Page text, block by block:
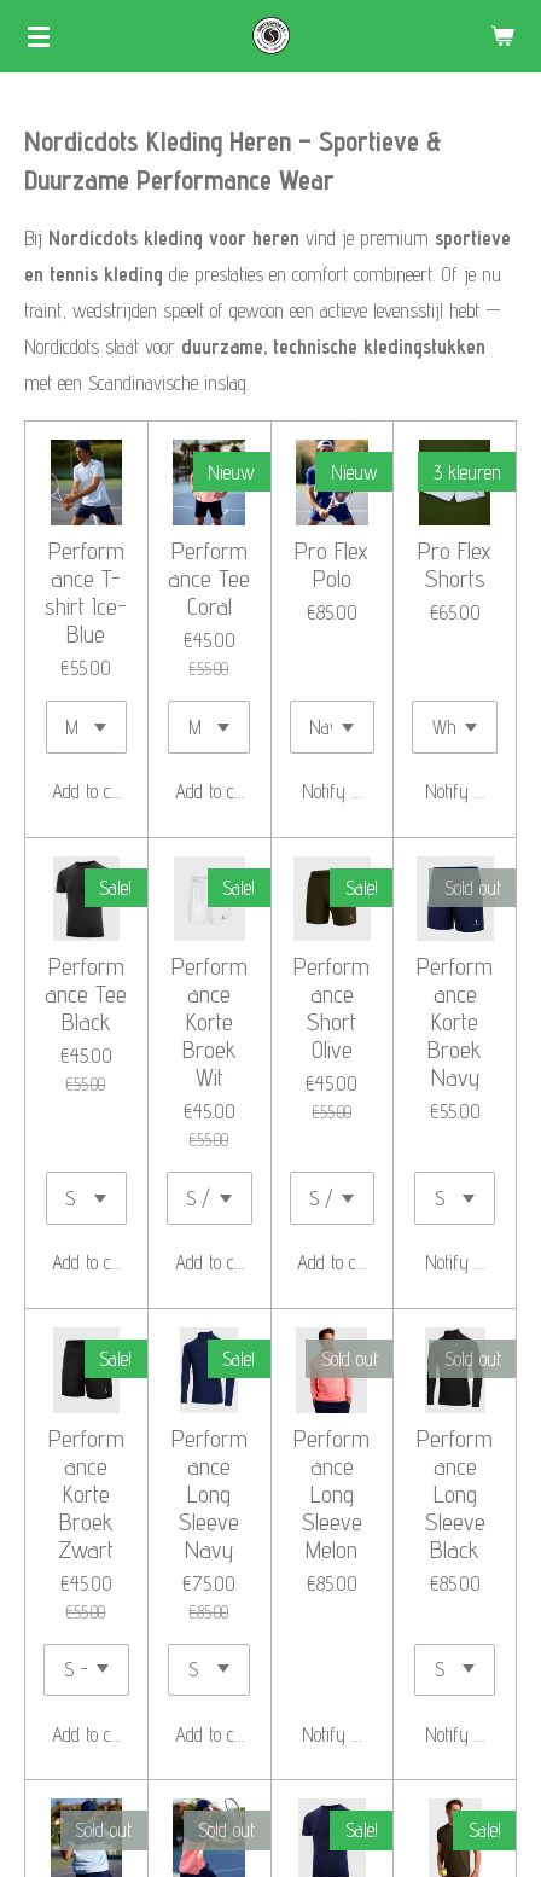
Skip
content
Nordicdots Kleding Heren – Sportieve &
Duurzame Performance Wear
Bij Nordicdots kleding voor heren vind je premium sportieve
en tennis kleding die prestaties en comfort combineert. Of je nu
traint, wedstrijden speelt of gewoon een actieve levensstijl hebt —
Nordicdots staat voor duurzame, technische kledingstukken
met een Scandinavische inslag.
Perform
ance T-
shirt Ice-
Blue
€55.00
Add to cart
Nieuw
Perform
ance Tee
Coral
€45.00
€55.00
Add to cart
Nieuw
Pro Flex
Polo
€85.00
Notify me when available
3 kleuren
Pro Flex
Shorts
€65.00
Notify me
Sale!
Perform
ance Tee
Black
€45.00
€55.00
Add to cart
Sale!
Perform
ance
Korte
Broek
Wit
€45.00
€55.00
Add to cart
Sale!
Perform
ance
Short
Olive
€45.00
€55.00
Add to cart
Sold out
Perform
ance
Korte
Broek
Navy
€55.00
Notify me
Sale!
Perform
ance
Korte
Broek
Zwart
€45.00
€55.00
Add to cart
Sale!
Perform
ance
Long
Sleeve
Navy
€75.00
€85.00
Add to cart
Sold out
Perform
ance
Long
Sleeve
Melon
€85.00
Notify me when available
Sold out
Perform
ance
Long
Sleeve
Black
€85.00
Notify me
Sold out Sold out Sale! Sale!